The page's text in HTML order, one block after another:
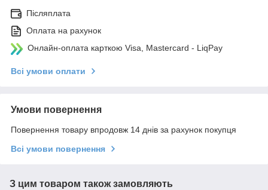
Післяплата
Оплата на рахунок
Онлайн-оплата карткою Visa, Mastercard - LiqPay
Всі умови оплати
Умови повернення
Повернення товару впродовж 14 днів за рахунок покупця
Всі умови повернення
З цим товаром також замовляють